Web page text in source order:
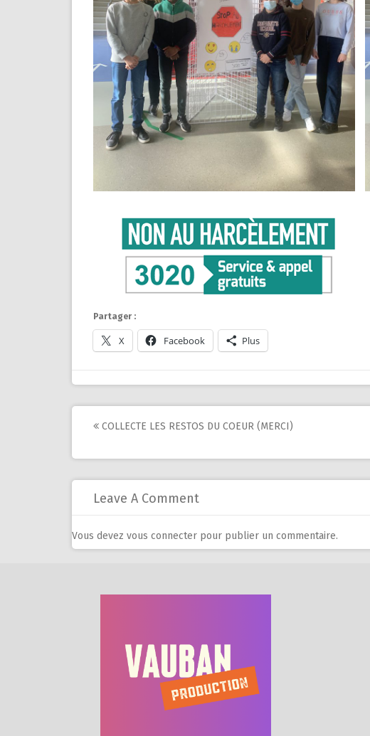
Partager :
X Facebook Plus
Post
navigation
COLLECTE LES RESTOS DU COEUR (MERCI)
Leave A Comment
Vous devez vous connecter pour publier un commentaire.